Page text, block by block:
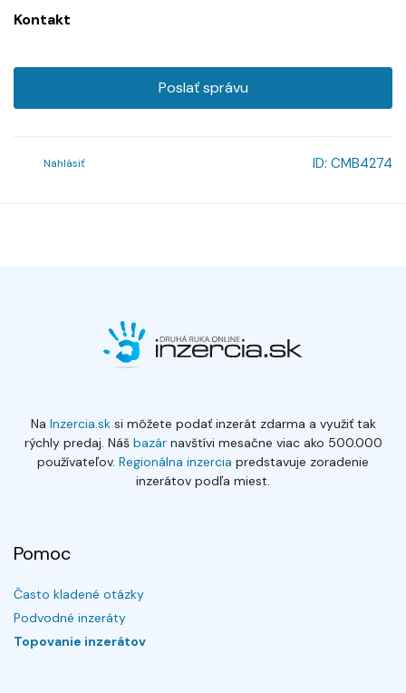
Kontakt
Poslať správu
Nahlásiť ID: CMB4274
Na Inzercia.sksi môžete podať inzerát zdarma a využiť tak
rýchly predaj. Náš bazárnavštívi mesačne viac ako 500.000
používateľov. Regionálna inzercia predstavuje zoradenie
inzerátov podľa miest.
Pomoc
Často kladené otázky
Podvodné inzeráty
Topovanie inzerátov